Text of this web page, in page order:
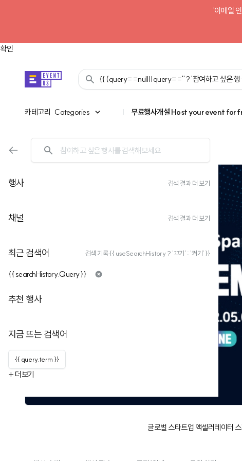
'이메일
확인
{{ (query==null||query=='' ? '참여하고 싶은 행
카테고리 Categories
카테고리 | 무료행사개설 Host your event for
행사 검색 결과 더 보기
채널 검색 결과 더 보기
최근 검색어 검색 기록 {{ useSearchHistory ? '끄기' : '켜기' }}
{{ searchHistory.Query }}
추천 행사
지금 뜨는 검색어
{{ query.term }}
+ 더보기
글로벌 스타트업 액셀러레이터